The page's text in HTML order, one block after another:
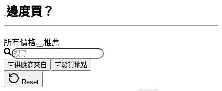
邊度買？
所有價格 推薦
供應商來自 發貨地點
Reset